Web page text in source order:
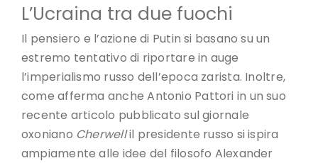
L’Ucraina tra due fuochi
Il pensiero e l’azione di Putin si basano su un
estremo tentativo di riportare in auge
l’imperialismo russo dell’epoca zarista. Inoltre,
come afferma anche Antonio Pattori in un suo
recente articolo pubblicato sul giornale
oxoniano Cherwellil presidente russo si ispira
ampiamente alle idee del filosofo Alexander